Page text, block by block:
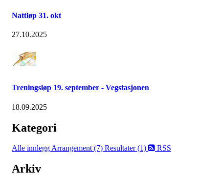
Nattløp 31. okt
27.10.2025
Treningsløp 19. september - Vegstasjonen
18.09.2025
Kategori
Alle innleggArrangement (7) Resultater (1) RSS
Arkiv